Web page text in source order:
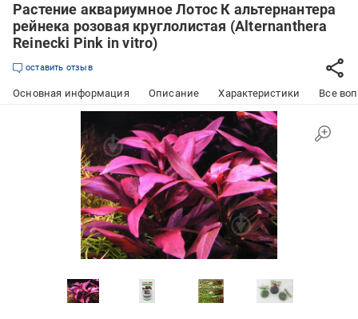
Растение аквариумное Лотос К альтернантера
рейнека розовая круглолистая (Alternanthera
Reinecki Pink in vitro)
оставить отзыв
Основная информация Описание Характеристики Все